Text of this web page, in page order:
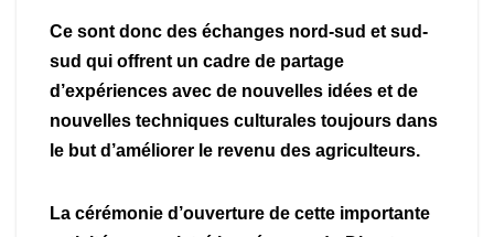
Ce sont donc des échanges nord-sud et sud-
sud qui offrent un cadre de partage
d’expériences avec de nouvelles idées et de
nouvelles techniques culturales toujours dans
le but d’améliorer le revenu des agriculteurs.
La cérémonie d’ouverture de cette importante